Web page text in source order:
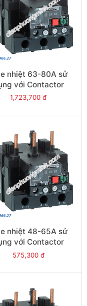
nhiệt 63-80A sử
với Contactor
E95 - Model
1,723,700 đ
nhiệt 48-65A sử
với Contactor
E95 - Model
575,300 đ